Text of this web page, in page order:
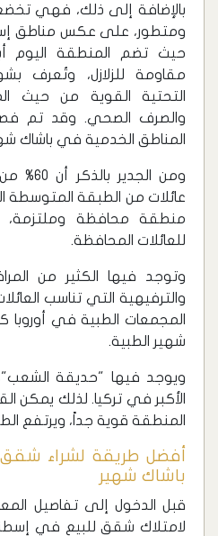
بالإضافة إلى ذلك، فهي
ومتطور، على عكس مناطق
حيث تضم المنطقة اليوم
مقاومة للزلازل، وتُعرف
التحتية القوية من حيث
والصرف الصحي. وقد تم
المناطق الخدمية في باشاك
ومن
عائلات من الطبقة المتوسطة
منطقة محافظة وملتزمة،
للعائلات المحافظة.
وتوجد فيها الكثير من
والترفيهية التي تناسب
المجمعات الطبية في
شهير الطبية.
ويوجد فيها "حديقة
الأكبر في تركيا. لذلك يمكن
المنطقة قوية جداً، ويرتفع
أفضل طريقة لشراء
باشاك شهير
قبل الدخول إلى تفاصيل
لامتلاك شقق للبيع في